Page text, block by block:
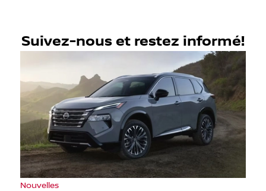
Suivez-nous et restez informé!
Nouvelles